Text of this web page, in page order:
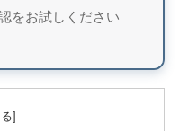
ありながら、日本人
細確認
をお試しください